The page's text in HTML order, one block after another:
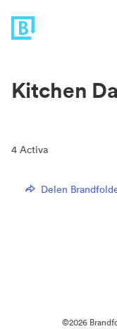
Kitchen
4 Activa
Delen
©2026